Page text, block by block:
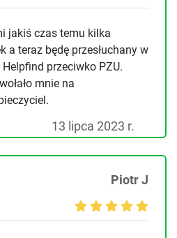
jakiś czas temu kilka
a teraz będę przesłuchany w
przeciwko PZU.
mnie na
13 lipca 2023 r.
Piotr J